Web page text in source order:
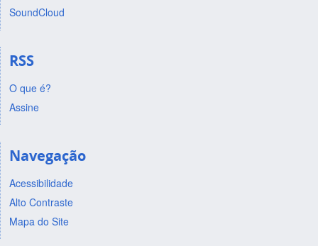
SoundCloud
RSS
O que é?
Assine
Navegação
Acessibilidade
Alto Contraste
Mapa do Site